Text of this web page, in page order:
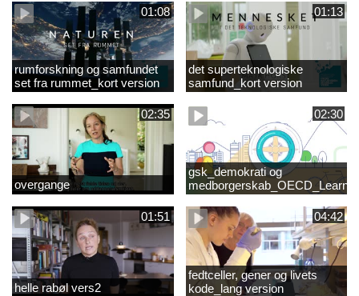
01:08
rumforskning og samfundet
set fra rummet_kort version
01:13
det superteknologiske
samfund_kort version
02:35
overgange
02:30
gsk_demokrati og
Compass 2030
01:51
helle rabøl vers2
04:42
fedtceller, gener og livets
kode_lang version